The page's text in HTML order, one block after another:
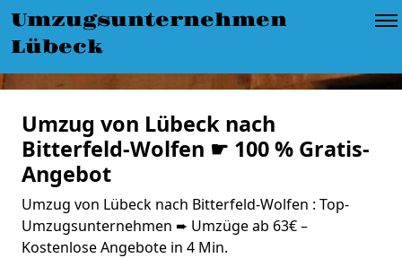
Umzugsunternehmen
Lübeck
Umzug von Lübeck nach
Bitterfeld-Wolfen ☛ 100 % Gratis-
Angebot
Umzug von Lübeck nach Bitterfeld-Wolfen : Top-
Umzugsunternehmen ➨ Umzüge ab 63€ –
Kostenlose Angebote in 4 Min.